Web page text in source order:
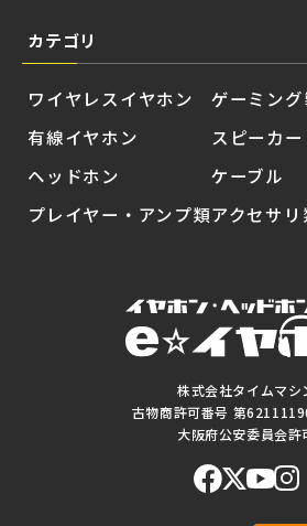
株式会社タイムマシ
古物商許可番号 第
大阪府公安委員会許
カテゴリ
ワイヤレスイヤホン
有線イヤホン
ヘッドホン
プレイヤー・アンプ類
ゲーミング
スピーカー
ケーブル
アクセサリ